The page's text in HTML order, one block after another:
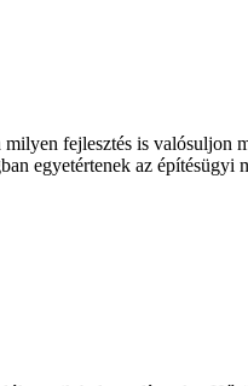
fejlesztés is valósuljon
egyetértenek az építésügyi